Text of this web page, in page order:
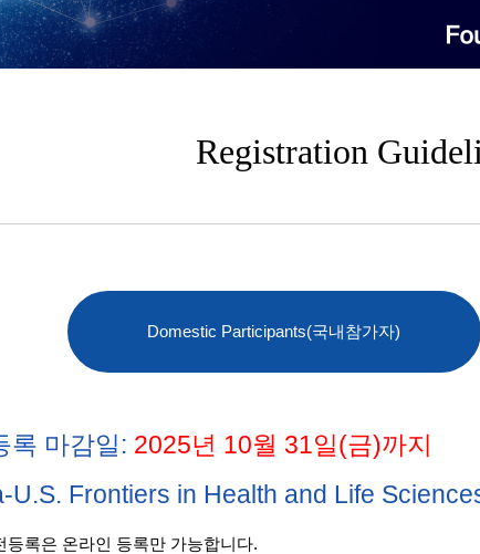
Registration
Domestic Participants(국내참가자)
록 마감일: 2025년 10월 31일(금)까지
U.S. Frontiers in Health and Life
등록은 온라인 등록만 가능합니다.